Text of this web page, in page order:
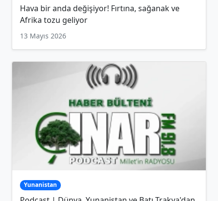
Hava bir anda değişiyor! Fırtına, sağanak ve
Afrika tozu geliyor
13 Mayıs 2026
Yunanistan